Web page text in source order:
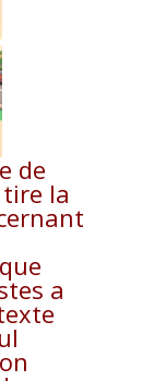
de
tire la
a